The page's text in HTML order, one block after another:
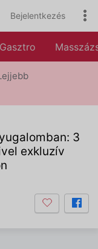
Bejelentkezés
Gasztro
3
exkluzív